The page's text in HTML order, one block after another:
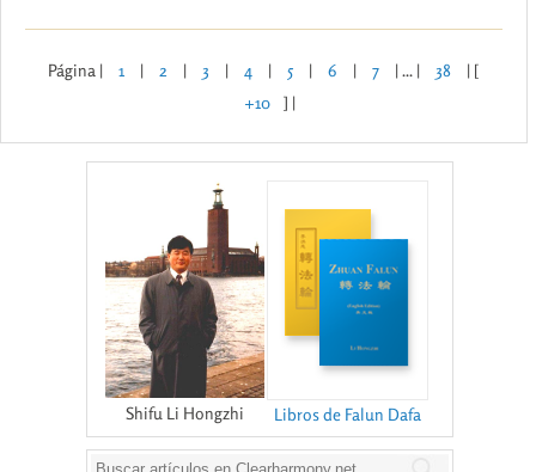
Página | 1 | 2 | 3 | 4 | 5 | 6 | 7 | ... | 38
| [
+10
] |
Shifu Li Hongzhi Libros de Falun Dafa